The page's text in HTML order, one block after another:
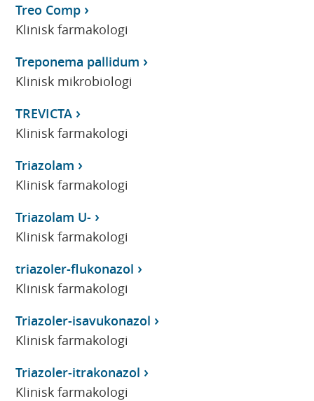
Treo Comp
Klinisk farmakologi
Treponema pallidum
Klinisk mikrobiologi
TREVICTA
Klinisk farmakologi
Triazolam
Klinisk farmakologi
Triazolam U-
Klinisk farmakologi
triazoler-flukonazol
Klinisk farmakologi
Triazoler-isavukonazol
Klinisk farmakologi
Triazoler-itrakonazol
Klinisk farmakologi